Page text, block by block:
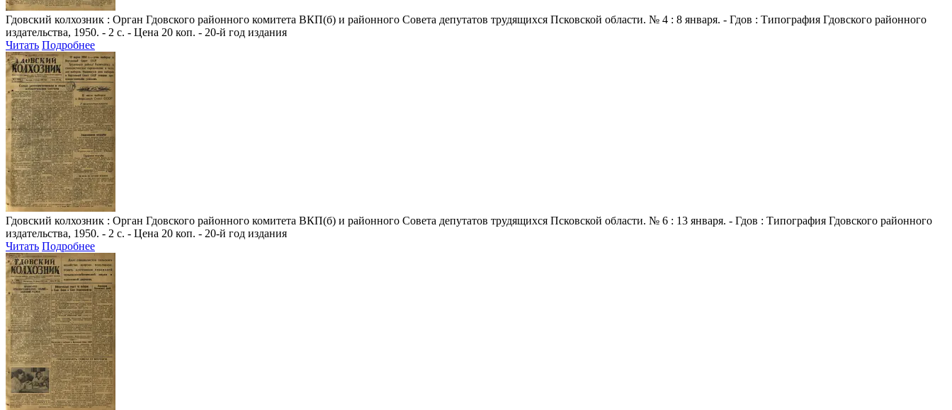
Гдовский колхозник : Орган Гдовского районного комитета ВКП(б) и районного Совета депутатов трудящихся Псковской области. № 4 : 8 января. - Гдов : Типография Гдовского районного
издательства, 1950. - 2 с. - Цена 20 коп. - 20-й год издания
Читать Подробнее
Гдовский колхозник : Орган Гдовского районного комитета ВКП(б) и районного Совета депутатов трудящихся Псковской области. № 6 : 13 января. - Гдов : Типография Гдовского районного
издательства, 1950. - 2 с. - Цена 20 коп. - 20-й год издания
Читать Подробнее